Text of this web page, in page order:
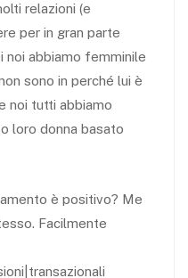
relazioni (e
per in gran parte
noi abbiamo femminile
sono in perché lui è
noi tutti abbiamo
loro donna basato
è positivo? Me
Facilmente